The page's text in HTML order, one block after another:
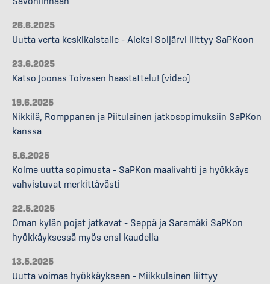
26.6.2025
Uutta verta keskikaistalle – Aleksi Soijärvi liittyy SaPKoon
23.6.2025
Katso Joonas Toivasen haastattelu! (video)
19.6.2025
Nikkilä, Romppanen ja Piitulainen jatkosopimuksiin SaPKon
kanssa
5.6.2025
Kolme uutta sopimusta – SaPKon maalivahti ja hyökkäys
vahvistuvat merkittävästi
22.5.2025
Oman kylän pojat jatkavat – Seppä ja Saramäki SaPKon
hyökkäyksessä myös ensi kaudella
13.5.2025
Uutta voimaa hyökkäykseen – Miikkulainen liittyy